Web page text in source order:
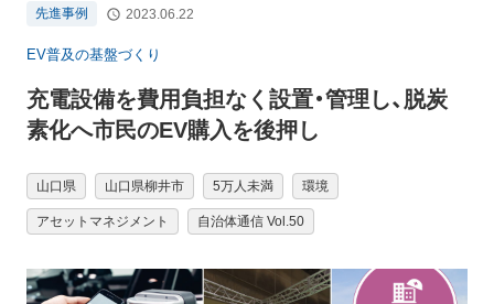
先進事例 2023.06.22
EV普及の基盤づくり
充電設備を費用負担なく設置・管理し、脱炭
素化へ市民のEV購入を後押し
山口県 山口県柳井市 5万人未満 環境
アセットマネジメント 自治体通信 Vol.50